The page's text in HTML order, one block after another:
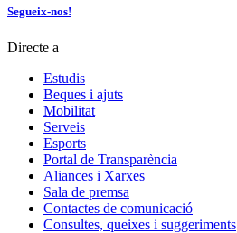
Segueix-nos!
Directe a
Estudis
Beques i ajuts
Mobilitat
Serveis
Esports
Portal de Transparència
Aliances i Xarxes
Sala de premsa
Contactes de comunicació
Consultes, queixes i suggeriments